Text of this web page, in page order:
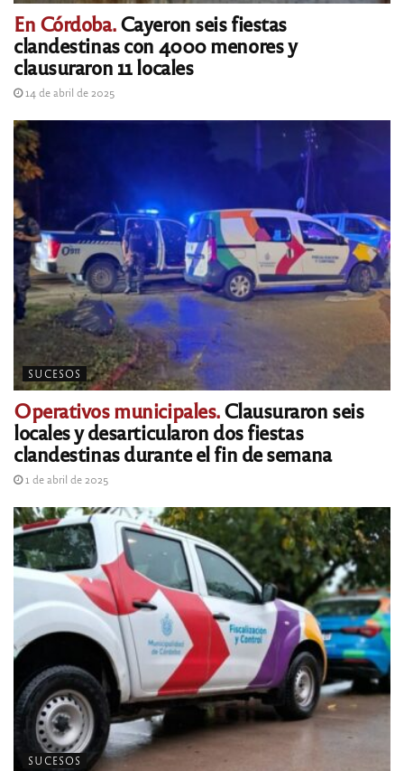
En Córdoba.Cayeron seis fiestas
clandestinas con 4000 menores y
clausuraron 11 locales
14 de abril de 2025
SUCESOS
Operativos municipales.Clausuraron seis
locales y desarticularon dos fiestas
clandestinas durante el fin de semana
1 de abril de 2025
SUCESOS